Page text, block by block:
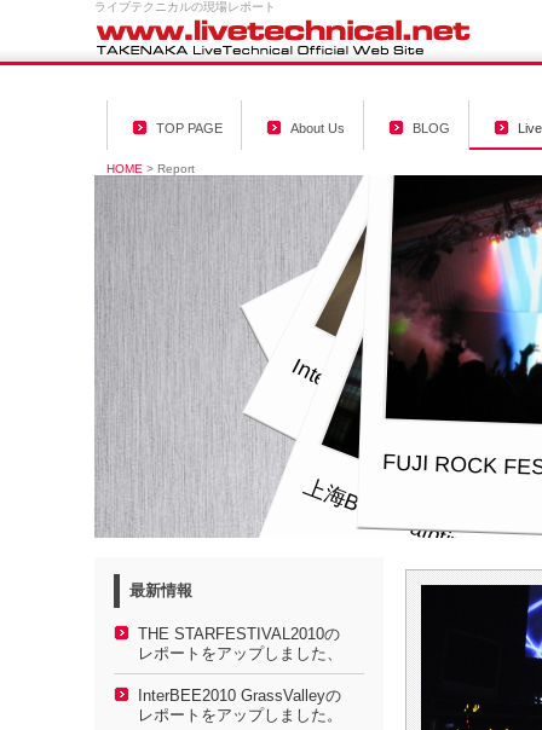
ライブテクニカルの現場レポート
TOP PAGE About Us BLOG
HOME > Report
THE STARFESTIVAL 2010
InterBEE 2010 GrassValley
ageHa
上海BeamPainting AIA
CLASH ageHa
FUJI ROCK
最新情報
THE STARFESTIVAL2010の
レポートをアップしました、
InterBEE2010 GrassValleyの
レポートをアップしました。